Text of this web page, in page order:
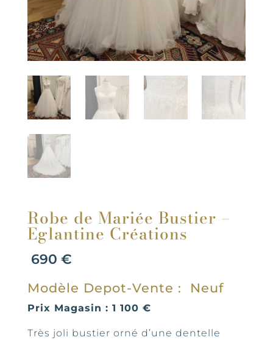
Robe de Mariée Bustier –
Eglantine Créations
690 €
Modèle Depot-Vente : Neuf
Prix Magasin : 1 100 €
Très joli bustier orné d’une dentelle